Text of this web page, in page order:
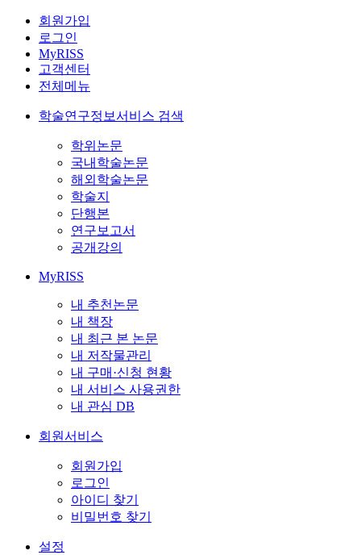
회원가입
로그인
MyRISS
고객센터
전체메뉴
학술연구정보서비스 검색
학위논문
국내학술논문
해외학술논문
학술지
단행본
연구보고서
공개강의
MyRISS
내 추천논문
내 책장
내 최근 본 논문
내 저작물관리
내 구매·신청 현황
내 서비스 사용권한
내 관심 DB
회원서비스
회원가입
로그인
아이디 찾기
비밀번호 찾기
설정